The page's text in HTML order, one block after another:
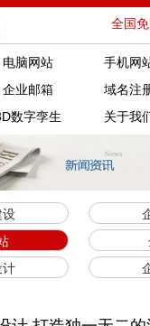
全国免
电脑网站 手机网
企业邮箱 域名注
数字孪生 关于我
设
计